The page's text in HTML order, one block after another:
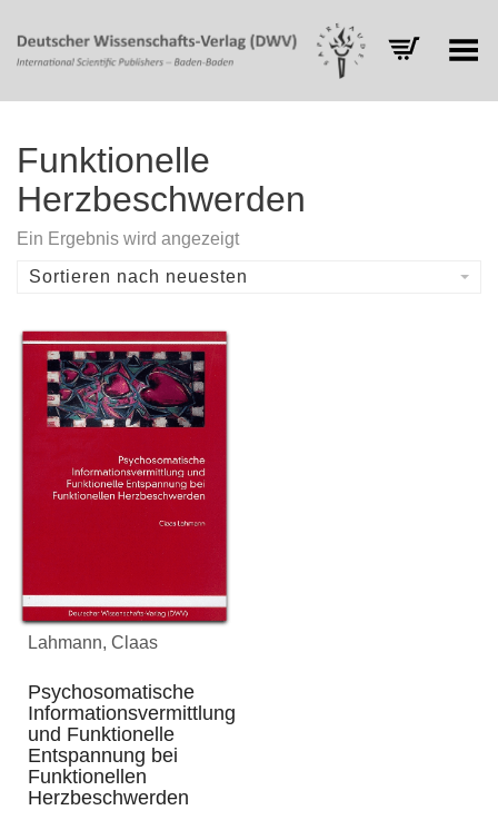
Toggle Menu
Funktionelle
Herzbeschwerden
Ein Ergebnis wird angezeigt
Sortieren nach neuesten
Lahmann, Claas
Psychosomatische
Informationsvermittlung
und Funktionelle
Entspannung bei
Funktionellen
Herzbeschwerden